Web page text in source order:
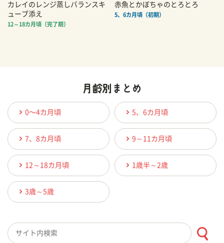
カレイのレンジ蒸しバランスキ
ューブ添え
12～18カ月頃（完了期）
赤魚とかぼちゃのとろとろ
5、6カ月頃（初期）
0〜4カ月頃 5、6カ月頃
7、8カ月頃 9～11カ月頃
12～18カ月頃 1歳半～2歳
3歳～5歳
検索キーワード入力